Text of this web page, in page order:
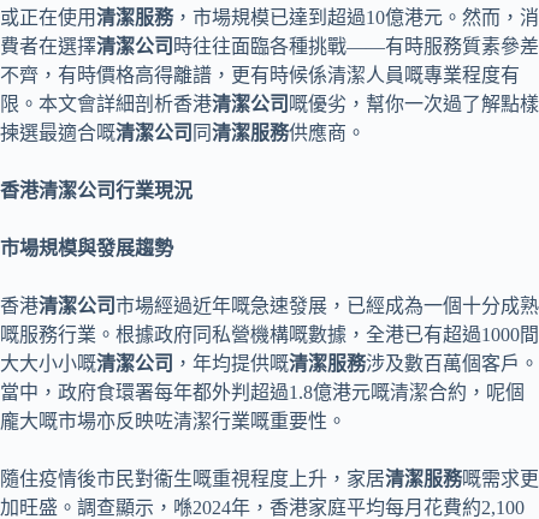
或正在使用清潔服務，市場規模已達到超過10億港元。然而，消
費者在選擇清潔公司 時往往面臨各種挑戰——有時服務質素參差
不齊，有時價格高得離譜，更有時候係清潔人員嘅專業程度有
限。本文會詳細剖析香港清潔公司 嘅優劣，幫你一次過了解點樣
揀選最適合嘅清潔公司 同清潔服務供應商。
香港清潔公司行業現況
市場規模與發展趨勢
香港清潔公司市場經過近年嘅急速發展，已經成為一個十分成熟
嘅服務行業。根據政府同私營機構嘅數據，全港已有超過1000間
大大小小嘅清潔公司 ，年均提供嘅清潔服務涉及數百萬個客戶。
當中，政府食環署每年都外判超過1.8億港元嘅清潔合約，呢個
龐大嘅市場亦反映咗清潔行業嘅重要性。
隨住疫情後市民對衞生嘅重視程度上升，家居清潔服務嘅需求更
加旺盛。調查顯示，喺2024年，香港家庭平均每月花費約2,100